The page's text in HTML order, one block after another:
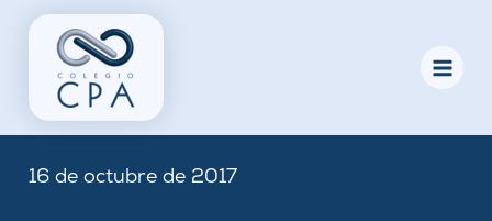
16 de octubre de 2017